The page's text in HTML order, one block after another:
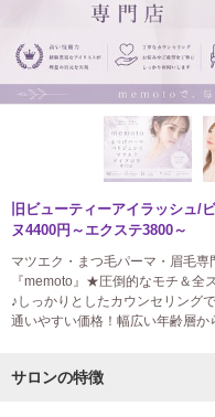
旧ビューティーアイラッシュ/
ヌ4400円～エクステ3800～
マツエク・まつ毛パーマ・眉毛
『memoto』★圧倒的なモチ＆全
♪しっかりとしたカウンセリング
通いやすい価格！幅広い年齢層
サロンの特徴